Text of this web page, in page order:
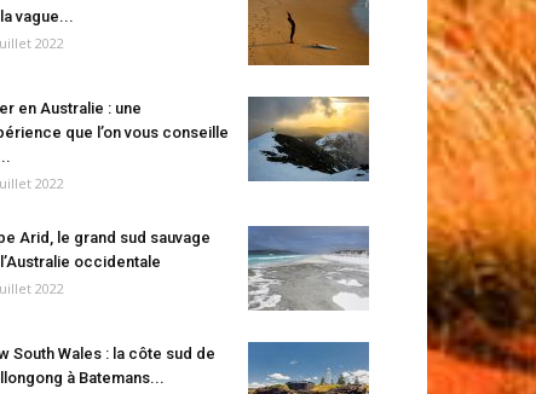
vague...
2022
en Australie : une
que l’on vous conseille
2022
Arid, le grand sud sauvage
occidentale
2022
South Wales : la côte sud de
à Batemans...